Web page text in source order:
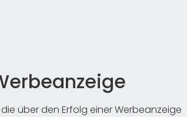
über den Erfolg einer Werbeanzeige